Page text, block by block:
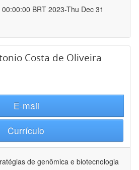
BRT 2023-Thu Dec 31
Costa de Oliveira
E-mail
Currículo
de genômica e biotecnologia